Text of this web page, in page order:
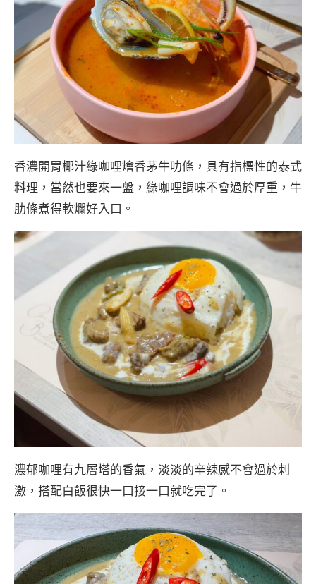
香濃開胃椰汁綠咖哩燴香茅牛叻條，具有指標性的泰式
料理，當然也要來一盤，綠咖哩調味不會過於厚重，牛
肋條煮得軟爛好入口。
濃郁咖哩有九層塔的香氣，淡淡的辛辣感不會過於刺
激，搭配白飯很快一口接一口就吃完了。